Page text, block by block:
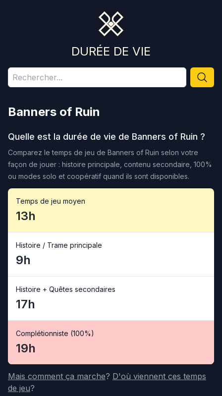
DURÉE DE VIE
Banners of Ruin
Quelle est la durée de vie de Banners of Ruin ?
Comparez le temps de jeu de Banners of Ruin selon votre
façon de jouer : histoire principale, contenu secondaire, 100%
ou modes solo et coopératif quand ils sont disponibles.
Temps de jeu moyen
13h
Histoire / Trame principale
9h
Histoire + Quêtes secondaires
17h
Complétionniste (100%)
19h
Mais comment ça marche? D'où viennent ces temps
de jeu?